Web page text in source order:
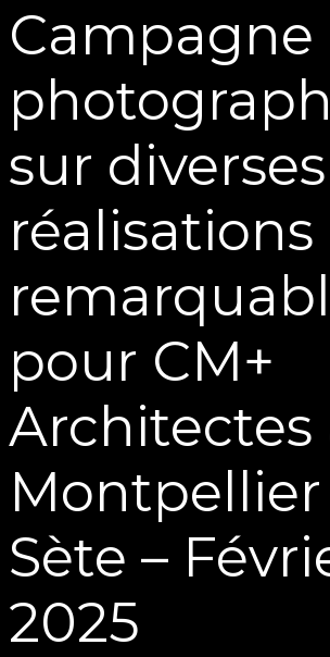
Campagne
sur diverses
réalisations
pour CM+
Architectes
Sète –
2025